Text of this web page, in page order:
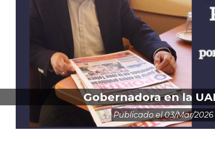
Gobernadora en la
Publicado el03/mar/2026